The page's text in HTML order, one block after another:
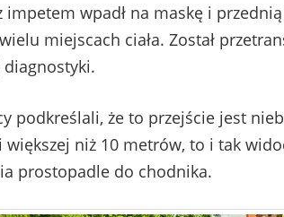
impetem wpadł na maskę i
miejscach ciała. Został
diagnostyki.
podkreślali, że to przejście jest
większej niż 10 metrów, to i tak
prostopadle do chodnika.